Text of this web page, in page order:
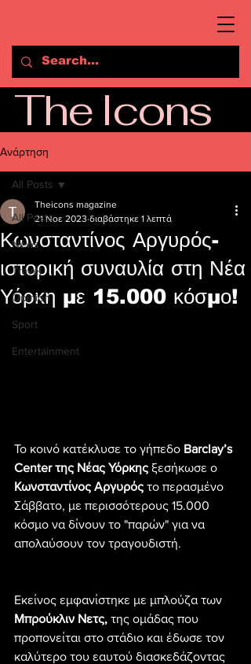
The Icons
Ανάρτηση
All Posts
News
Travel
Opinion
Sport
Entertainment
All Posts
Κωνσταντίνος Αργυρός-
ιστορική συναυλία στη Νέα
Υόρκη με 15.000 κόσμο!
Theicons magazine
21 Νοε 2023 διαβάστηκε 1 λεπτά
Το κοινό κατέκλυσε το γήπεδο Barclay’s
Center της Νέας Υόρκης ξεσήκωσε ο
Κωνσταντίνος Αργυρός το περασμένο
Σάββατο, με περισσότερους 15.000
κόσμο να δίνουν το "παρών" για να
απολαύσουν τον τραγουδιστή.
Εκείνος εμφανίστηκε με μπλούζα των
Μπρούκλιν Νετς, της ομάδας που
προπονείται στο στάδιο και έδωσε τον
καλύτερο του εαυτού διασκεδάζοντας